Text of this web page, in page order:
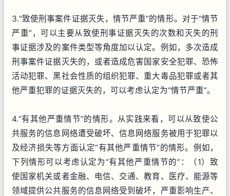
3.“致使刑事案件证据灭失，情节严重”的情形。对于“情节
严重”，可以主要从致使刑事证据灭失的次数和灭失的刑
事证据涉及的案件类型等角度加以认定。例如，多次造成
刑事案件证据灭失的，或者造成危害国家安全犯罪、恐怖
活动犯罪、黑社会性质的组织犯罪、重大毒品犯罪或者其
他严重犯罪的证据灭失的，可以考虑认定为“情节严重”。
4.“有其他严重情节”的情形。从实践来看，可以从致使公
共服务的信息网络遭受破坏、信息网络服务被用于犯罪以
及经济损失等方面认定“有其他严重情节”的情形。例如，
下列情形可以考虑认定为“有其他严重情节的”：（1）致
使国家机关或者金融、电信、交通、教育、医疗、能源等
领域提供公共服务的信息网络受到破坏，严重影响生产、